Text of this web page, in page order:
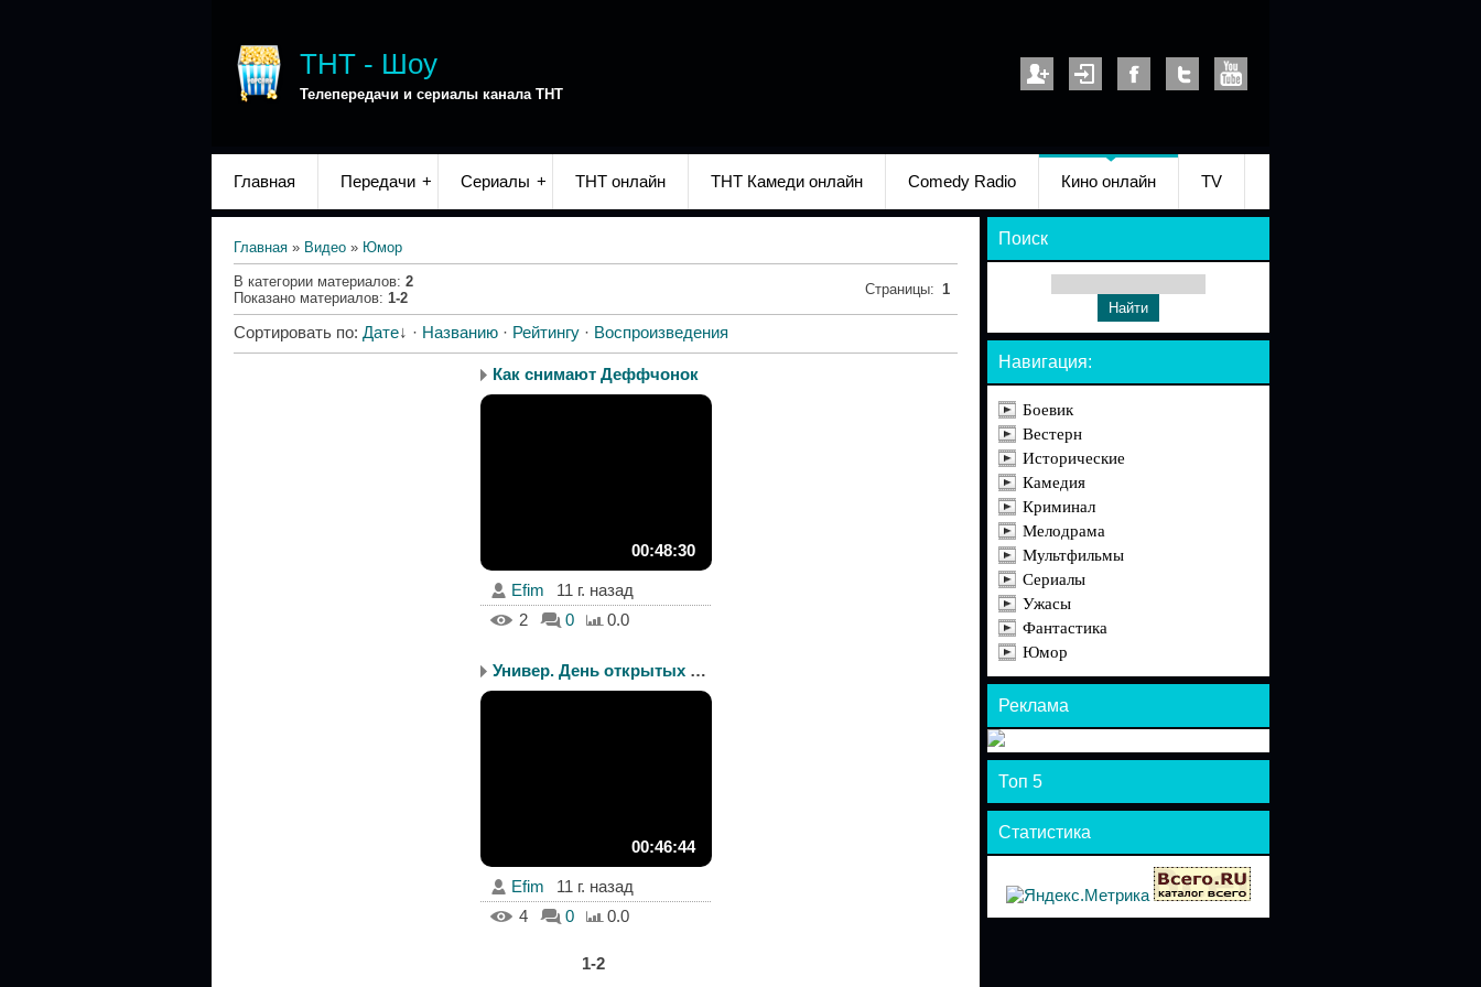
ТНТ - Шоу
Телепередачи и сериалы канала ТНТ
Главная Передачи Сериалы ТНТ онлайн ТНТ Камеди онлайн Comedy Radio Кино онлайн TV
Главная » Видео » Юмор
В категории материалов: 2
Показано материалов: 1-2
Страницы: 1
Сортировать по: Дате↓ · Названию · Рейтингу · Воспроизведения
Как снимают Деффчонок
00:48:30
Efim
11 г. назад
2
0 0.0
Универ. День открытых д...
00:46:44
Efim
11 г. назад
4
0 0.0
1-2
Поиск
Навигация:
Боевик
Вестерн
Исторические
Камедия
Криминал
Мелодрама
Мультфильмы
Сериалы
Ужасы
Фантастика
Юмор
Реклама
Топ 5
Статистика